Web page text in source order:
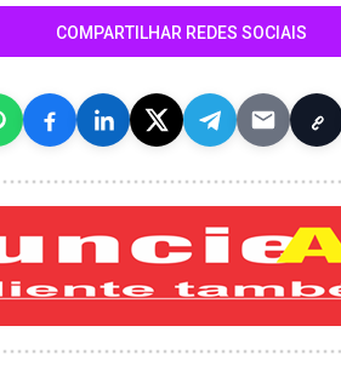
COMPARTILHAR REDES SOCIAIS